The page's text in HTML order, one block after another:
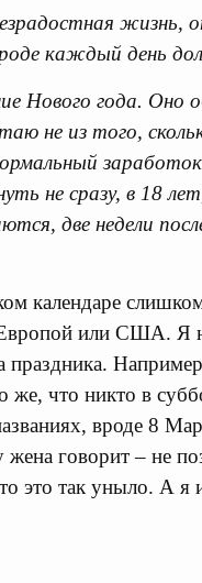
каждый день
Нового года. Оно
не из того,
не сразу, в 18
две недели
календаре
или США. Я
праздника.
же, что никто в
вроде 8
жена говорит – не
это так уныло. А я